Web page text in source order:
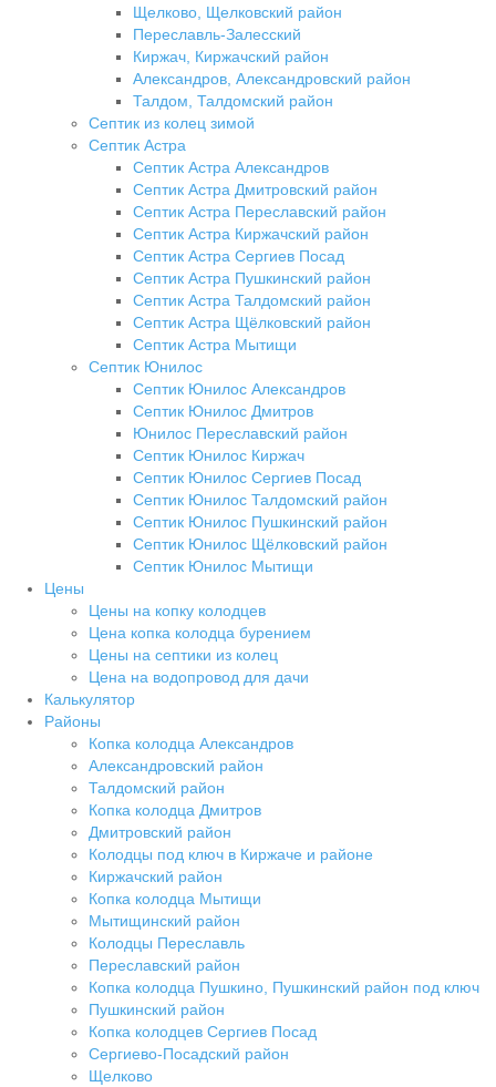
Щелково, Щелковский район
Переславль-Залесский
Киржач, Киржачский район
Александров, Александровский район
Талдом, Талдомский район
Септик из колец зимой
Септик Астра
Септик Астра Александров
Септик Астра Дмитровский район
Септик Астра Переславский район
Септик Астра Киржачский район
Септик Астра Сергиев Посад
Септик Астра Пушкинский район
Септик Астра Талдомский район
Септик Астра Щёлковский район
Септик Астра Мытищи
Септик Юнилос
Септик Юнилос Александров
Септик Юнилос Дмитров
Юнилос Переславский район
Септик Юнилос Киржач
Септик Юнилос Сергиев Посад
Септик Юнилос Талдомский район
Септик Юнилос Пушкинский район
Септик Юнилос Щёлковский район
Септик Юнилос Мытищи
Цены
Цены на копку колодцев
Цена копка колодца бурением
Цены на септики из колец
Цена на водопровод для дачи
Калькулятор
Районы
Копка колодца Александров
Александровский район
Талдомский район
Копка колодца Дмитров
Дмитровский район
Колодцы под ключ в Киржаче и районе
Киржачский район
Копка колодца Мытищи
Мытищинский район
Колодцы Переславль
Переславский район
Копка колодца Пушкино, Пушкинский район под ключ
Пушкинский район
Копка колодцев Сергиев Посад
Сергиево-Посадский район
Щелково